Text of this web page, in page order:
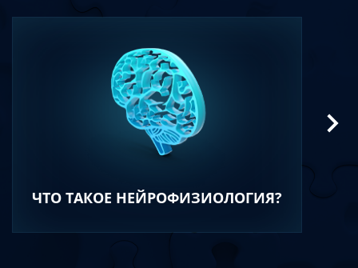
ЧТО ТАКОЕ НЕЙРОФИЗИОЛОГИЯ?